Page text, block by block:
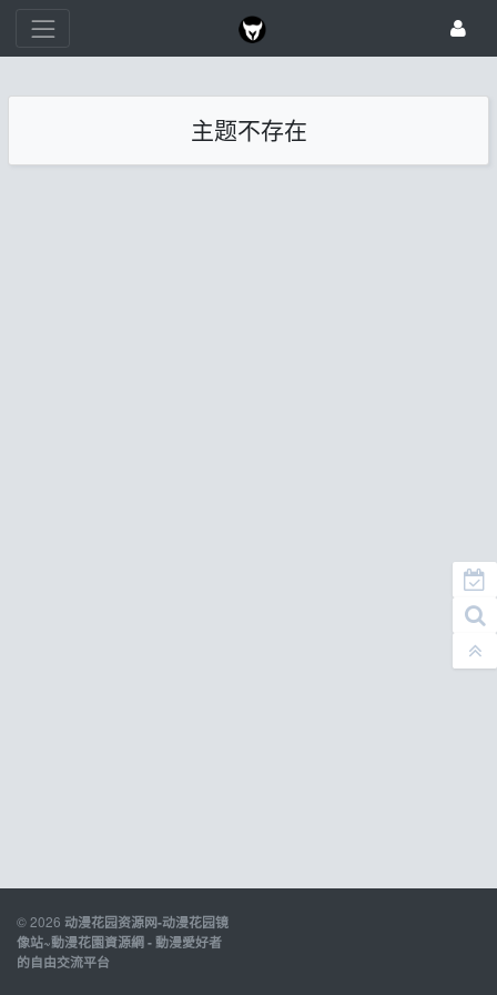
主题不存在
© 2026 动漫花园资源网-动漫花园镜
像站~動漫花園資源網 - 動漫愛好者
的自由交流平台